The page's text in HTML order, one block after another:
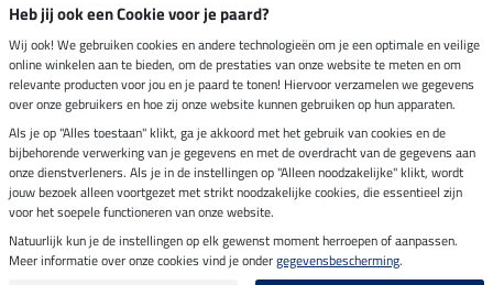
Verzending per
Veilig betalen met
Impressum
Laatste update op 06.08.2026 om 03:11 uur
Heb jij ook een Cookie voor je paard?
Wij ook! We gebruiken cookies en andere technologieën om je een optimale en veilige
online winkelen aan te bieden, om de prestaties van onze website te meten en om
relevante producten voor jou en je paard te tonen! Hiervoor verzamelen we gegevens
over onze gebruikers en hoe zij onze website kunnen gebruiken op hun apparaten.
Als je op "Alles toestaan" klikt, ga je akkoord met het gebruik van cookies en de
bijbehorende verwerking van je gegevens en met de overdracht van de gegevens aan
onze dienstverleners. Als je in de instellingen op "Alleen noodzakelijke" klikt, wordt
jouw bezoek alleen voortgezet met strikt noodzakelijke cookies, die essentieel zijn
voor het soepele functioneren van onze website.
Natuurlijk kun je de instellingen op elk gewenst moment herroepen of aanpassen.
Meer informatie over onze cookies vind je ondergegevensbescherming.